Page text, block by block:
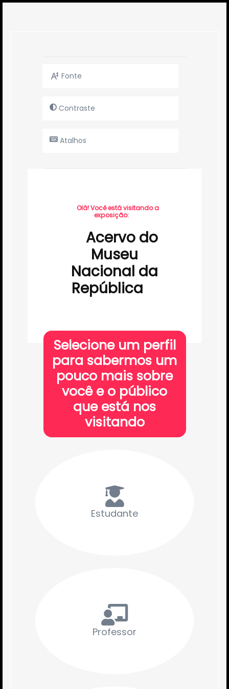
Fonte
Contraste
Atalhos
Olá! Você está visitando a
exposição:
Acervo do
Museu
Nacional da
República
Selecione um perfil
para sabermos um
pouco mais sobre
você e o público
que está nos
visitando
Estudante
Professor